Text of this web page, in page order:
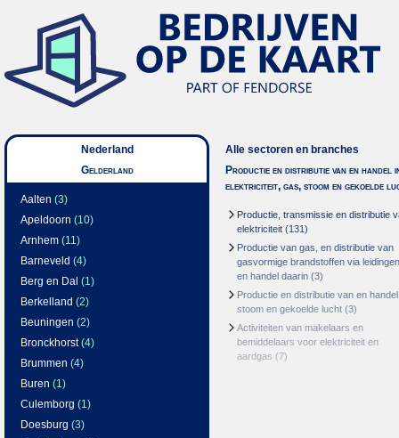
Nederland
Gelderland
Aalten (3)
Apeldoorn (10)
Arnhem (11)
Barneveld (4)
Berg en Dal (1)
Berkelland (2)
Beuningen (2)
Bronckhorst(4)
Brummen (4)
Buren (1)
Culemborg (1)
Doesburg (3)
Alle sectoren en branches
Productie en distributie van en handel
elektriciteit, gas, stoom en gekoelde
Productie, transmissie en distributie
elektriciteit (131)
Productie van gas, en distributie van
gasvormige brandstoffen via leidingen
en handel daarin (3)
Productie en distributie van en
stoom en gekoelde lucht (3)
Activiteiten van makelaars en
bemiddelaars voor elektriciteit en
aardgas (7)